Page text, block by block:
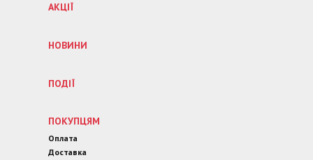
АКЦІЇ
НОВИНИ
ПОДІЇ
ПОКУПЦЯМ
Оплата
Доставка